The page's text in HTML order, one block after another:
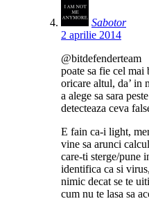
Sabotor
2 aprilie 2014
@bitdefenderteam
poate sa fie cel mai
oricare altul, da’ in
a alege sa sara
detecteaza ceva
E fain ca-i light,
vine sa arunci
care-ti sterge/pune
identifica ca si
nimic decat se te
cum nu te lasa sa